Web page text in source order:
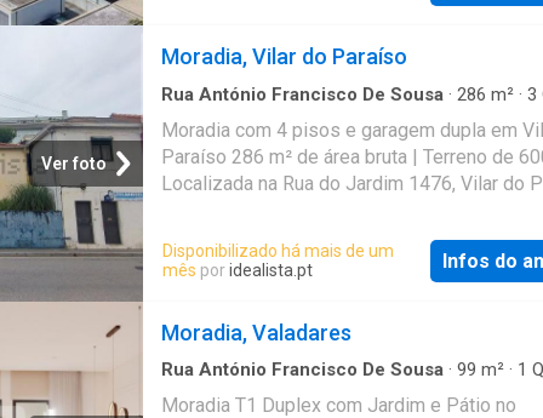
intemporal, oferece espaços amplos,
casa foi concebida para proporcionar uma
experiência completa de conforto e lazer
Ver foto
Moradia, Vilar do Paraíso
Rua António Francisco De Sousa · 286 m² · 3
Moradia com 4 pisos e garagem dupla em
Paraíso 286 m² de área bruta | Terreno de
Localizada na Rua do Jardim 1476, Vilar do
distribuída por quatro pisos, oferecendo um
286 m² de área bruta de construção. Inserida
terreno amplo de 600 m², apresenta um
personalização ao gosto do novo proprietário
Disponibilizado há mais de um
mês poridealista.pt Infos do
Moradia, Valadares
Rua António Francisco De Sousa · 99 m² · 1
Moradia T1 Duplex com Jardim e Pátio no